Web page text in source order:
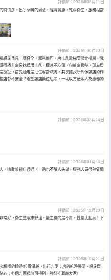
評價於：2026年08月01日
特價房。出乎意料的滿意，經濟實惠，乾淨衞生，服務相當
評價於：2026年06月03日
設施用具一應俱全，服務尚可。房卡刷電梯要限定樓層，我
得找前台另找通用卡刷，極其不方便，向前台反映，理由居
胡扯，首先酒店是把住客當賊防，其次據我所知像該店的作
店都不安全？希望該店換位思考，一切以方便客人為服務的
評價於：2026年03月04日
評價於：2026年01月14日
，這離着飯店很近，一點也不讓人失望，服務人員很熱情周
評價於：2025年12月20日
常好，衞生整潔床舒適，最主要的是不貴，性價比超高！下
評價於：2025年10月21日
超棒的體驗!位置優越，出行方便；房間乾淨整潔，設施齊
心；各個方面都無可挑剔，強烈推薦給大家!